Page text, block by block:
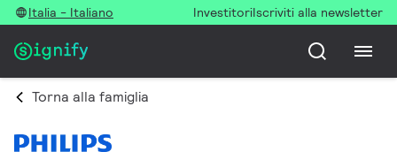
Italia - Italiano InvestitoriIscriviti alla newsletter
Torna alla famiglia